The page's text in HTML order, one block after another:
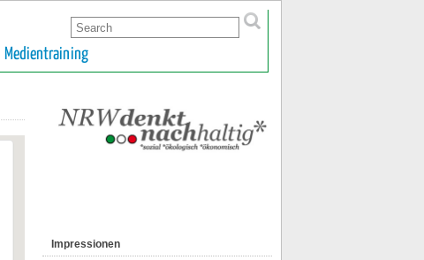
Medientraining
Impressionen